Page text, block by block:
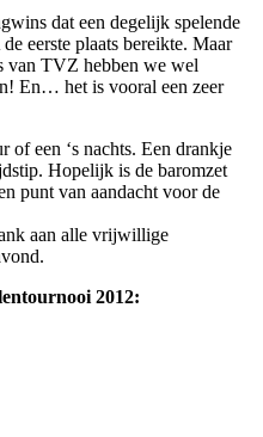
dat een degelijk spelende
eerste plaats bereikte. Maar
van TVZ hebben we wel
En… het is vooral een zeer
een ‘s nachts. Een drankje
Hopelijk is de baromzet
punt van aandacht voor de
aan alle vrijwillige
2012: